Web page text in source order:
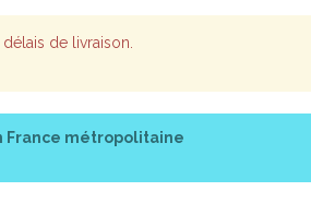
de livraison.
France métropolitaine